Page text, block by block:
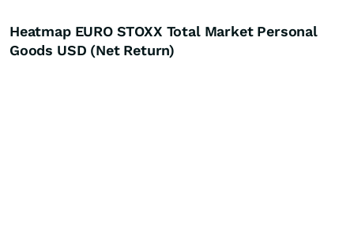
Heatmap EURO STOXX Total Market Personal
Goods USD (Net Return)